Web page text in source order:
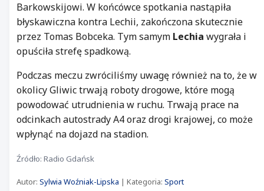
Barkowskijowi. W końcówce spotkania nastąpiła
błyskawiczna kontra Lechii, zakończona skutecznie
przez Tomas Bobceka. Tym samym Lechia wygrała i
opuściła strefę spadkową.
Podczas meczu zwróciliśmy uwagę również na to, że w
okolicy Gliwic trwają roboty drogowe, które mogą
powodować utrudnienia w ruchu. Trwają prace na
odcinkach autostrady A4 oraz drogi krajowej, co może
wpłynąć na dojazd na stadion.
Źródło: Radio Gdańsk
Autor: Sylwia Woźniak-Lipska | Kategoria: Sport